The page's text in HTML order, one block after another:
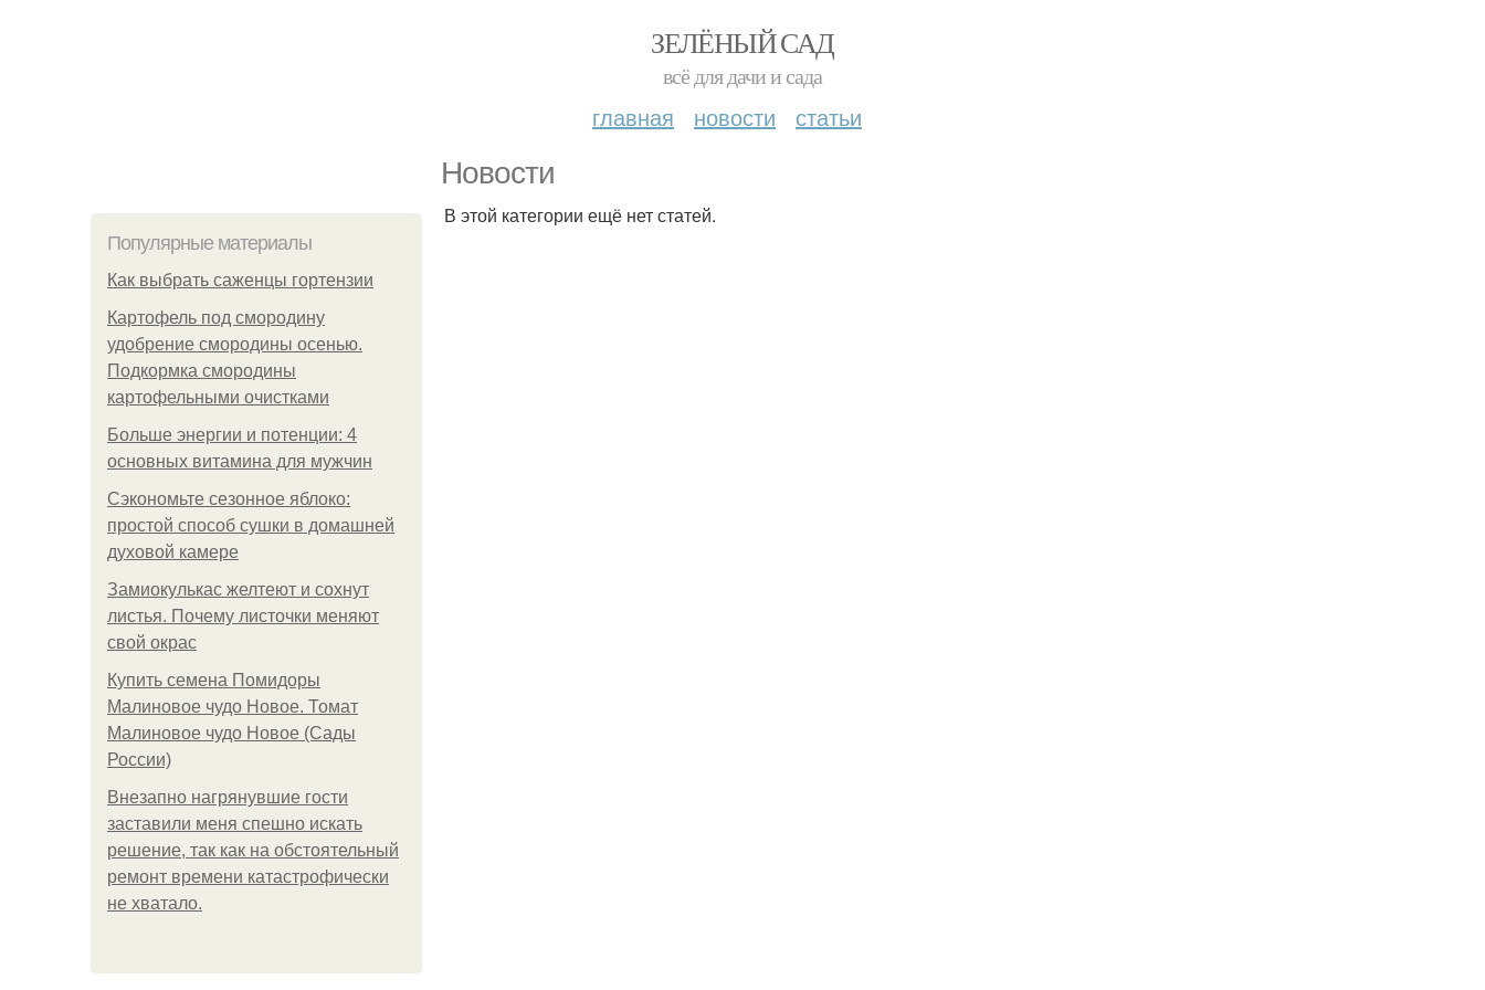
ЗЕЛЁНЫЙ САД
всё для дачи и сада
главная новости статьи
Новости
Популярные материалы
Как выбрать саженцы гортензии
Картофель под смородину
удобрение смородины осенью.
Подкормка смородины
картофельными очистками
Больше энергии и потенции: 4
основных витамина для мужчин
Сэкономьте сезонное яблоко:
простой способ сушки в домашней
духовой камере
Замиокулькас желтеют и сохнут
листья. Почему листочки меняют
свой окрас
Купить семена Помидоры
Малиновое чудо Новое. Томат
Малиновое чудо Новое (Сады
России)
Внезапно нагрянувшие гости
заставили меня спешно искать
решение, так как на обстоятельный
ремонт времени катастрофически
не хватало.
В этой категории ещё нет статей.